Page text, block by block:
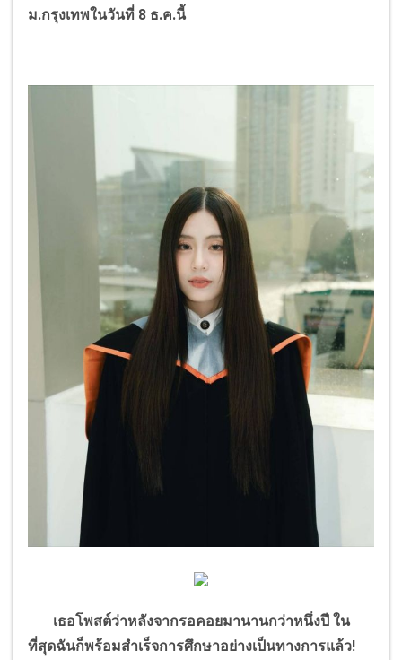
ม.กรุงเทพในวันที่ 8 ธ.ค.นี้
เธอโพสต์ว่าหลังจากรอคอยมานานกว่าหนึ่งปี ใน
ที่สุดฉันก็พร้อมสำเร็จการศึกษาอย่างเป็นทางการแล้ว!